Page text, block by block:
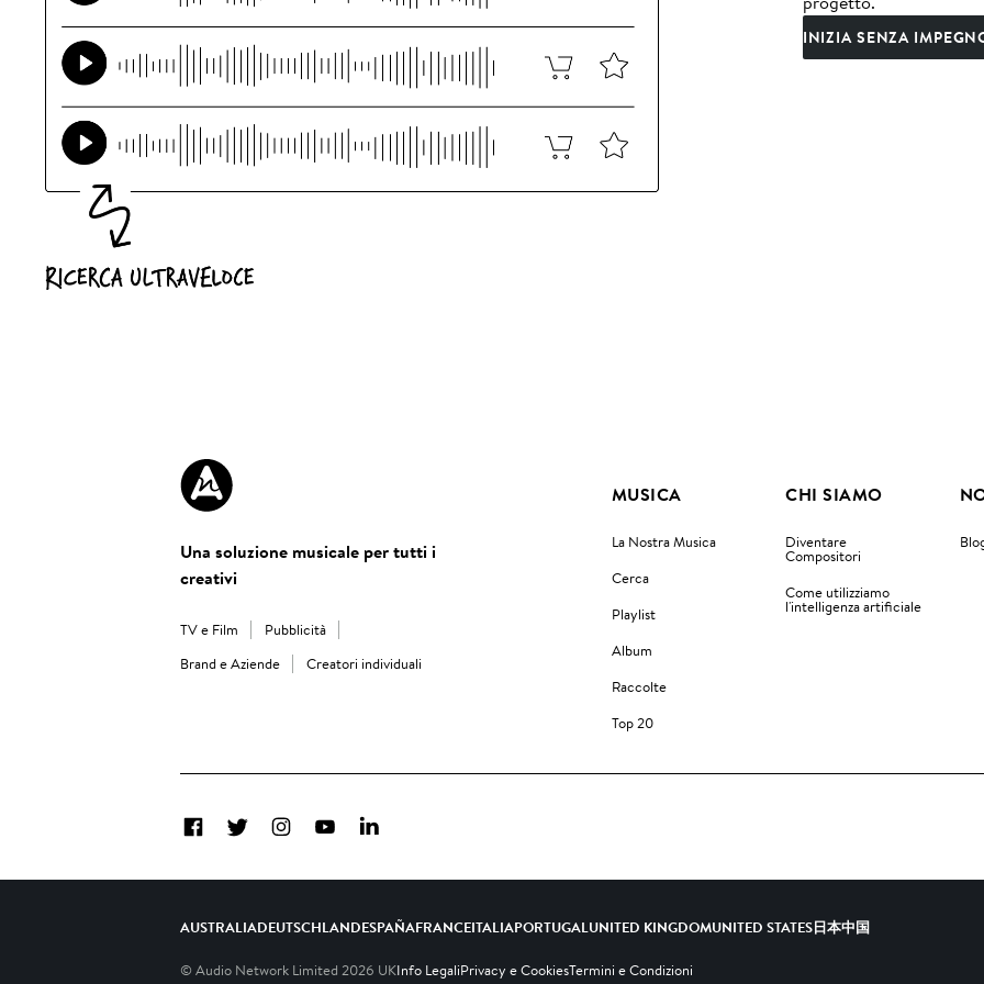
INIZIA SENZA
Una soluzione musicale per tutti i
creativi
TV e Film
Pubblicità
Brand e Aziende
Creatori individuali
MUSICA
La Nostra Musica
Cerca
Playlist
Album
Raccolte
Top 20
CHI SIAMO
Diventare
Compositori
Come utilizziamo
l'intelligenza artificiale
FacebookTwitterInstagramYouTubeLinkedIn
AUSTRALIADEUTSCHLANDESPAÑAFRANCEITALIAPORTUGALUNITED KINGDOMUNITED STATES日本中国
© Audio Network Limited 2026 UKInfo LegaliPrivacy e CookiesTermini e Condizioni